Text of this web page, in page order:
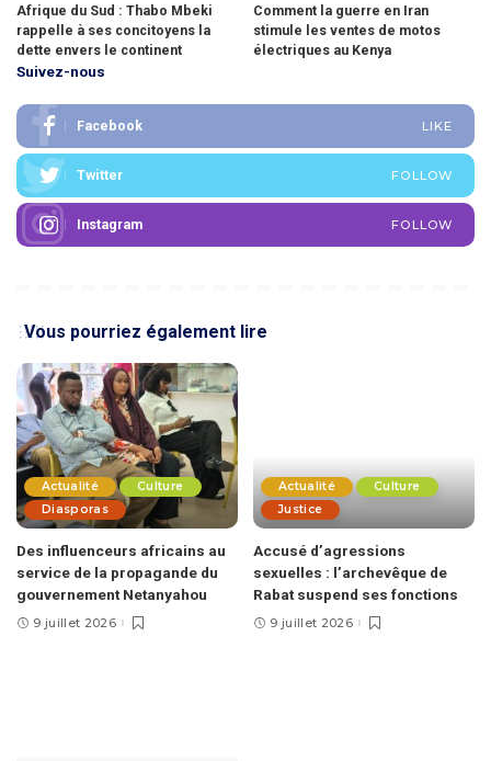
Afrique du Sud : Thabo Mbeki
rappelle à ses concitoyens la
dette envers le continent
Comment la guerre en Iran
stimule les ventes de motos
électriques au Kenya
Suivez-nous
Facebook LIKE
Twitter FOLLOW
Instagram FOLLOW
Vous pourriez également lire
Actualité
Culture
Diasporas
Des influenceurs africains au
service de la propagande du
gouvernement Netanyahou
9 juillet 2026
Actualité
Culture
Justice
Accusé d’agressions
sexuelles : l’archevêque de
Rabat suspend ses fonctions
9 juillet 2026